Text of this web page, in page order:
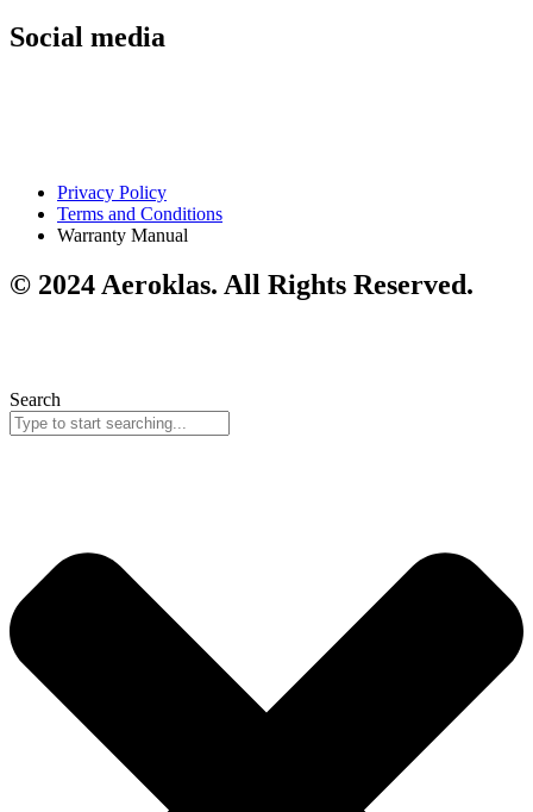
Social media
Privacy Policy
Terms and Conditions
Warranty Manual
© 2024 Aeroklas. All Rights Reserved.
Search